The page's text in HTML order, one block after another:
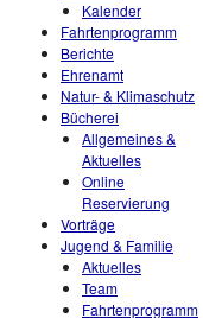
Kalender
Fahrtenprogramm
Berichte
Ehrenamt
Natur- & Klimaschutz
Bücherei
Allgemeines &
Aktuelles
Online
Reservierung
Vorträge
Jugend & Familie
Aktuelles
Team
Fahrtenprogramm